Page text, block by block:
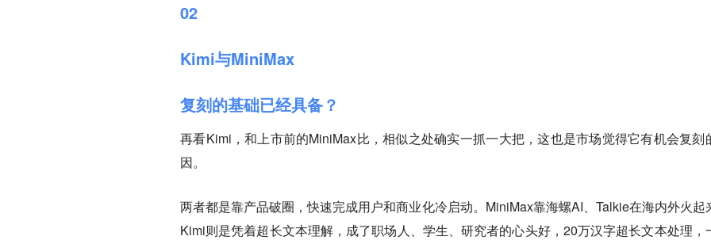
02
Kimi与MiniMax
复刻的基础已经具备？
再看Kimi，和上市前的MiniMax比，相似之处确实一抓一大把，这也是市场觉得它有机会复刻
因。
两者都是靠产品破圈，快速完成用户和商业化冷启动。MiniMax靠海螺AI、Talkie在海内外火起
Kimi则是凭着超长文本理解，成了职场人、学生、研究者的心头好，20万汉字超长文本处理，